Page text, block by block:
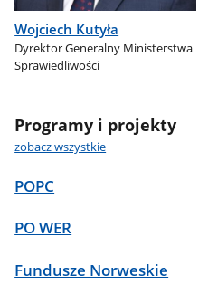
Wojciech Kutyła
Dyrektor Generalny Ministerstwa
Sprawiedliwości
Programy i projekty
zobacz wszystkie
POPC
PO WER
Fundusze Norweskie